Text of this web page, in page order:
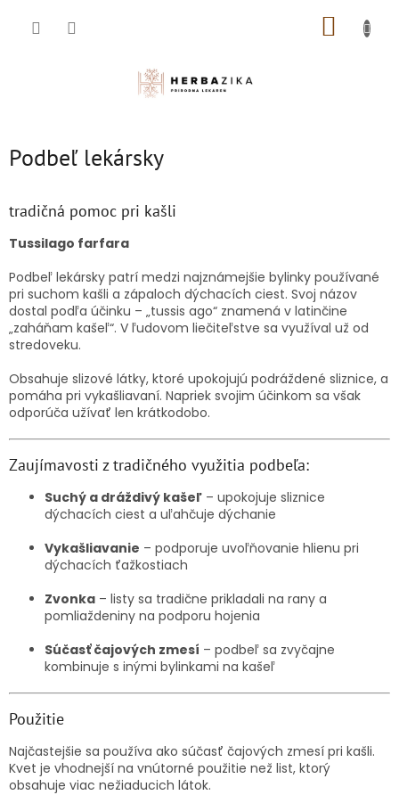
Podbeľ lekársky
tradičná pomoc pri kašli
Tussilago farfara
Podbeľ lekársky patrí medzi najznámejšie bylinky používané
pri suchom kašli a zápaloch dýchacích ciest. Svoj názov
dostal podľa účinku – „tussis ago“ znamená v latinčine
„zaháňam kašeľ“. V ľudovom liečiteľstve sa využíval už od
stredoveku.
Obsahuje slizové látky, ktoré upokojujú podráždené sliznice, a
pomáha pri vykašliavaní. Napriek svojim účinkom sa však
odporúča užívať len krátkodobo.
Zaujímavosti z tradičného využitia podbeľa:
Suchý a dráždivý kašeľ – upokojuje sliznice
dýchacích ciest a uľahčuje dýchanie
Vykašliavanie – podporuje uvoľňovanie hlienu pri
dýchacích ťažkostiach
Zvonka – listy sa tradične prikladali na rany a
pomliaždeniny na podporu hojenia
Súčasť čajových zmesí – podbeľ sa zvyčajne
kombinuje s inými bylinkami na kašeľ
Použitie
Najčastejšie sa používa ako súčasť čajových zmesí pri kašli.
Kvet je vhodnejší na vnútorné použitie než list, ktorý
obsahuje viac nežiaducich látok.